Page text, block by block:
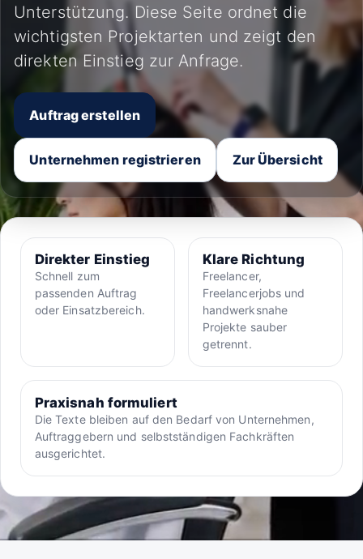
Unterstützung. Diese Seite ordnet die
wichtigsten Projektarten und zeigt den
direkten Einstieg zur Anfrage.
Auftrag erstellen
Unternehmen registrieren Zur Übersicht
Direkter Einstieg
Schnell zum
passenden Auftrag
oder Einsatzbereich.
Klare Richtung
Freelancer,
Freelancerjobs und
handwerksnahe
Projekte sauber
getrennt.
Praxisnah formuliert
Die Texte bleiben auf den Bedarf von Unternehmen,
Auftraggebern und selbstständigen Fachkräften
ausgerichtet.